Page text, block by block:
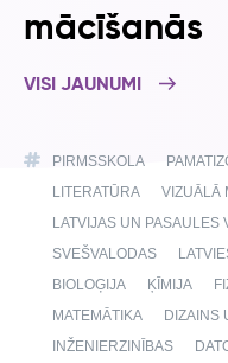
mācīšanās
VISI JAUNUMI
PIRMSSKOLA
LITERATŪRA
VIZUĀLĀ
LATVIJAS UN PASAULES
SVEŠVALODAS
BIOLOĢIJA
ĶĪMIJA
MATEMĀTIKA
DIZAINS
INŽENIERZINĪBAS